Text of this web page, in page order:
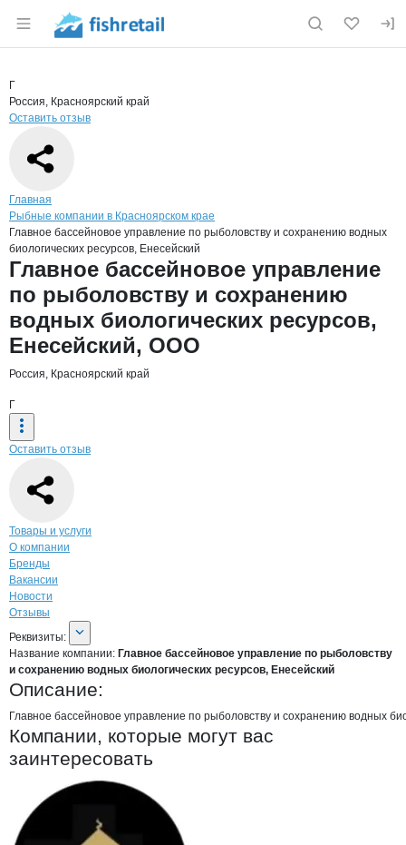
Раздел навигации по сайту fishretail.ru
Страница компании
Страница компании
Краткая информация о компании
Г
Россия, Красноярский край
Оставить отзыв
Навигация по сайту
Главная
Рыбные компании в Красноярском крае
Главное бассейновое управление по рыболовству и сохранению водных
биологических ресурсов, Енесейский
Основная информация о компании
Главное бассейновое управление
по рыболовству и сохранению
водных биологических ресурсов,
Енесейский, ООО
Россия, Красноярский край
Г
Оставить отзыв
Навигация по странице
Товары и услуги
О компании
Бренды
Вакансии
Новости
Отзывы
О компании
Реквизиты
Реквизиты:
Название компании: Главное бассейновое управление по рыболовству
и сохранению водных биологических ресурсов, Енесейский
Описание:
Главное бассейновое управление по рыболовству и сохранению водных
Компании, которые могут вас
заинтересовать